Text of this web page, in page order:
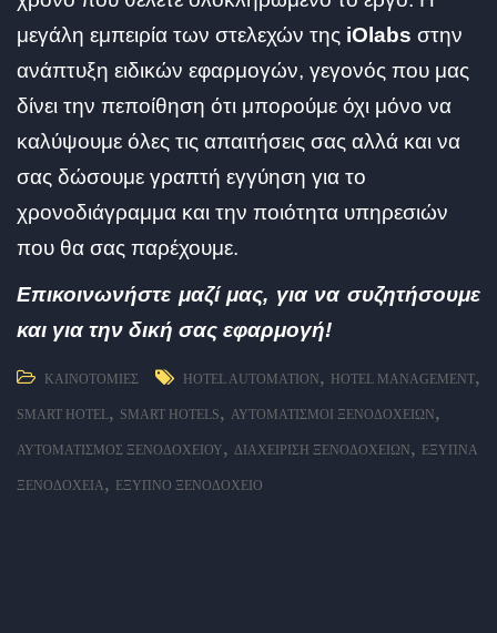
μεγάλη εμπειρία των στελεχών της iOlabs στην
ανάπτυξη ειδικών εφαρμογών, γεγονός που μας
δίνει την πεποίθηση ότι μπορούμε όχι μόνο να
καλύψουμε όλες τις απαιτήσεις σας αλλά και να
σας δώσουμε γραπτή εγγύηση για το
χρονοδιάγραμμα και την ποιότητα υπηρεσιών
που θα σας παρέχουμε.
Eπικοινωνήστε μαζί μας, για να συζητήσουμε
και για την δική σας εφαρμογή!
ΚΑΙΝΟΤΟΜΊΕΣ HOTEL AUTOMATION , HOTEL MANAGEMENT,
SMART HOTEL, SMART HOTELS, ΑΥΤΟΜΑΤΙΣΜΟΊ ΞΕΝΟΔΟΧΕΊΩΝ ,
ΑΥΤΟΜΑΤΙΣΜΌΣ ΞΕΝΟΔΟΧΕΊΟΥ, ΔΙΑΧΕΊΡΙΣΗ ΞΕΝΟΔΟΧΕΊΩΝ , ΈΞΥΠΝΑ
ΞΕΝΟΔΟΧΕΊΑ, ΈΞΥΠΝΟ ΞΕΝΟΔΟΧΕΊΟ